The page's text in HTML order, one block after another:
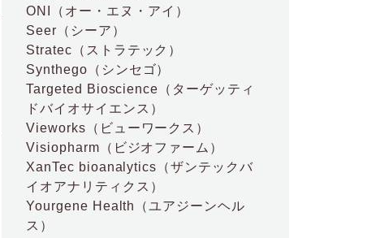
ONI
（オー・エヌ・アイ）
Seer （シーア）
Stratec （ストラテック）
Synthego （シンセゴ）
Targeted Bioscience （ターゲッティ
ドバイオサイエンス）
Vieworks （ビューワークス）
Visiopharm （ビジオファーム）
XanTec bioanalytics （ザンテックバ
イオアナリティクス）
Yourgene Health
（ユアジーンヘル
ス）